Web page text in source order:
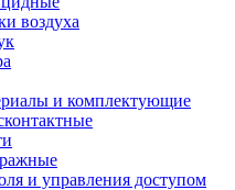
воздуха
и комплектующие
и управления доступом